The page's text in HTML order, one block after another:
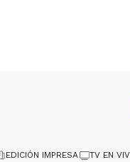
EDICIÓN IMPRESA TV EN